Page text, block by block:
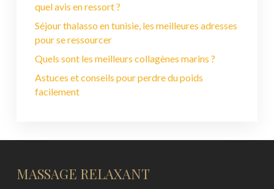
quel avis en ressort ?
Séjour thalasso en tunisie, les meilleures adresses
pour se ressourcer
Quels sont les meilleurs collagènes marins ?
Astuces et conseils pour perdre du poids
facilement
MASSAGE RELAXANT